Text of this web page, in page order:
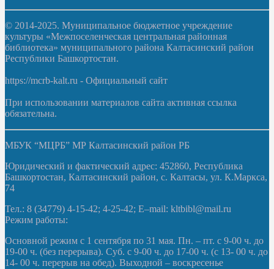
© 2014-2025. Муниципальное бюджетное учреждение
культуры «Межпоселенческая центральная районная
библиотека» муниципального района Калтасинский район
Республики Башкортостан.
https://mcrb-kalt.ru - Официальный сайт
При использовании материалов сайта активная ссылка
обязательна.
МБУК “МЦРБ” МР Калтасинский район РБ
Юридический и фактический адрес: 452860, Республика
Башкортостан, Калтасинский район, с. Калтасы, ул. К.Маркса,
74
Тел.: 8 (34779) 4-15-42; 4-25-42; E–mail: kltbibl@mail.ru
Режим работы:
Основной режим с 1 сентября по 31 мая. Пн. – пт. с 9-00 ч. до
19-00 ч. (без перерыва). Суб. с 9-00 ч. до 17-00 ч. (с 13- 00 ч. до
14- 00 ч. перерыв на обед). Выходной – воскресенье